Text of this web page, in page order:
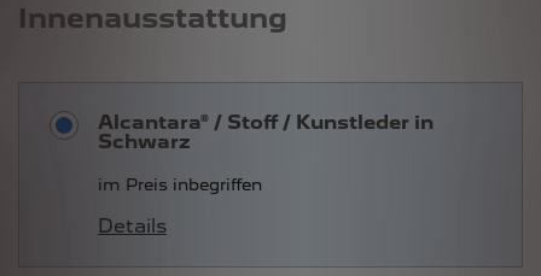
Innenausstattung
Alcantara® / Stoff / Kunstleder in
Schwarz
im Preis inbegriffen
Details